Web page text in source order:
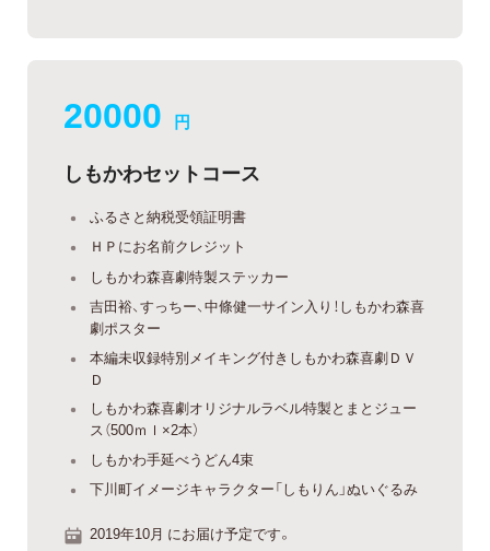
20000 円
しもかわセットコース
ふるさと納税受領証明書
ＨＰにお名前クレジット
しもかわ森喜劇特製ステッカー
吉田裕、すっちー、中條健一サイン入り！しもかわ森喜
劇ポスター
本編未収録特別メイキング付きしもかわ森喜劇ＤＶ
Ｄ
しもかわ森喜劇オリジナルラベル特製とまとジュー
ス（500ｍｌ×2本）
しもかわ手延べうどん4束
下川町イメージキャラクター「しもりん」ぬいぐるみ
2019年10月 にお届け予定です。